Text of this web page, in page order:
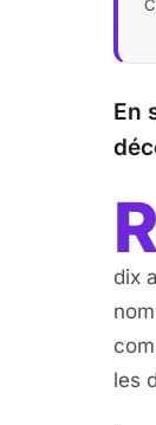
En
dix
les